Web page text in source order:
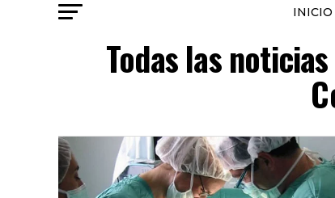
INICIO
Todas las